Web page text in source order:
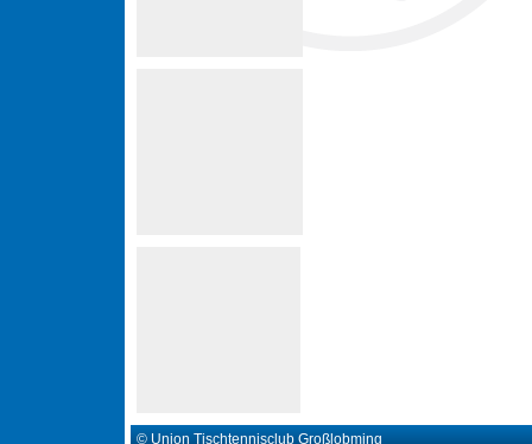
© Union Tischtennisclub Großlobming